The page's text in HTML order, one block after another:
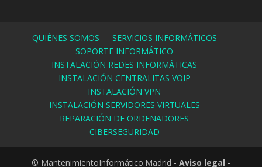
QUIÉNES SOMOS
SERVICIOS INFORMÁTICOS
SOPORTE INFORMÁTICO
INSTALACIÓN REDES INFORMÁTICAS
INSTALACIÓN CENTRALITAS VOIP
INSTALACIÓN VPN
INSTALACIÓN SERVIDORES VIRTUALES
REPARACIÓN DE ORDENADORES
CIBERSEGURIDAD
© MantenimientoInformático.Madrid - Aviso legal -